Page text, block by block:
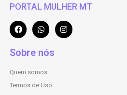
PORTAL MULHER MT
Sobre nós
Quem somos
Termos de Uso